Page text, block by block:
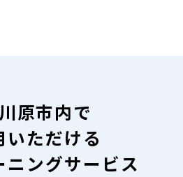
原市内で
いただける
ニングサービス